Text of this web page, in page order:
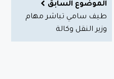
الموضوع السابق
طيف سامي تباشر مهام
وزير النقل وكالة